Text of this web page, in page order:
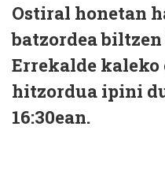
Ostiral honetan
batzordea
Errekalde
hitzordua ipini
16:30ean.